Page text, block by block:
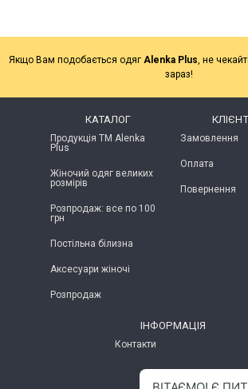
Якщо Вам подобається одяг Alenka Plus, не
зараз!
КАТАЛОГ
Продукція ТМ Alenka
Plus
Жіночий одяг великих
розмірів
Розпродаж: все по 100
грн
Постільна білизна
Аксесуари жіночі
Розпродаж
Замовлення
Оплата
Повернення
ІНФОРМАЦІЯ
Контакти